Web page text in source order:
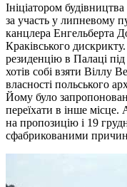
Ініціатором
за участь у липневому
канцлера Енгельберта
Краківського
резиденцію в Палаці під
хотів собі взяти Віллу
власності польського
Йому було
переїхати в інше
на пропозицію і 19
сфабрикованими